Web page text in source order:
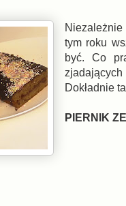
tym roku
być. Co
Dokładnie
PIERNIK